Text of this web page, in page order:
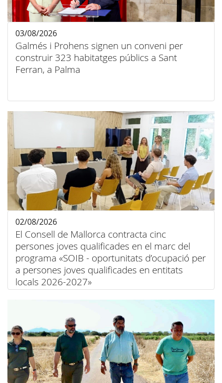
Galmés i Prohens signen un conveni per
construir 323 habitatges públics a Sant
Ferran, a Palma
03/08/2026
El Consell de Mallorca contracta cinc
persones joves qualificades en el marc del
programa «SOIB - oportunitats d’ocupació per
a persones joves qualificades en entitats
locals 2026-2027»
02/08/2026